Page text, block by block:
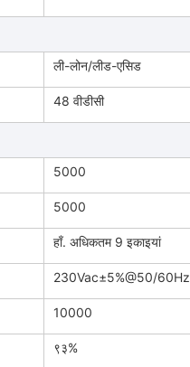
ली-लोन/लीड-एसिड
48 वीडीसी
5000
5000
हाँ. अधिकतम 9 इकाइयां
230Vac±5%@50/60Hz
10000
९३%